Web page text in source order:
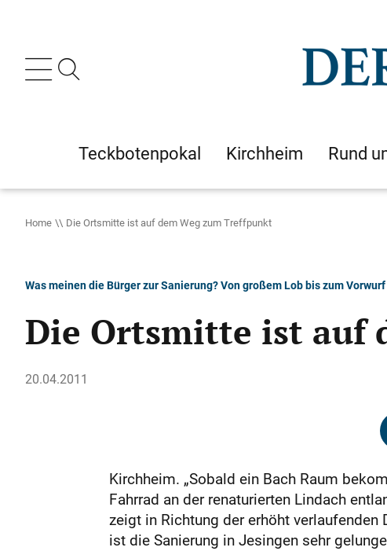
Teckbotenpokal Kirchheim Rund
Home Die Ortsmitte ist auf dem Weg zum Treffpunkt
Was meinen die Bürger zur Sanierung? Von großem Lob bis zum
Die Ortsmitte ist auf
20.04.2011
Kirchheim. „Sobald ein Bach Raum
Fahrrad an der renaturierten Lindach
zeigt in Richtung der erhöht verlaufenden
ist die Sanierung in Jesingen sehr